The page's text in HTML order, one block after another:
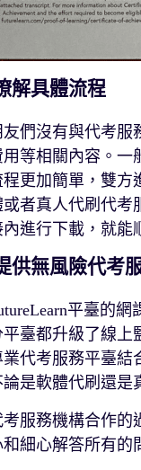
解具體流程
們沒有與代考服
用等相關內容。一
程更加簡單，雙方
者真人代刷代考
進行下載，就能
供無風險代考
平臺的
臺都升級了線上
代考服務平臺結
是軟體代刷還是
服務機構合作的
細心解答所有的